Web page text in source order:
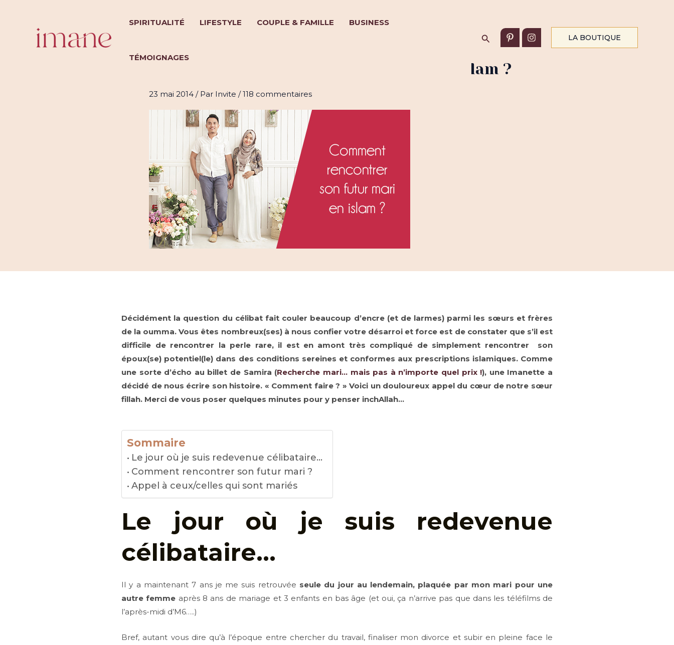
SPIRITUALITÉ LIFESTYLE COUPLE & FAMILLE BUSINESS
TÉMOIGNAGES
Rechercher LA BOUTIQUE
Comment rencontrer son futur mari en islam ?
23 mai 2014 / Par Invite /118 commentaires
Décidément la question du célibat fait couler beaucoup d’encre (et de larmes) parmi les sœurs et frères
de la oumma. Vous êtes nombreux(ses) à nous confier votre désarroi et force est de constater que s’il est
difficile de rencontrer la perle rare, il est en amont très compliqué de simplement rencontrer son
époux(se) potentiel(le) dans des conditions sereines et conformes aux prescriptions islamiques. Comme
une sorte d’écho au billet de Samira (Recherche mari… mais pas à n’importe quel prix !), une Imanette a
décidé de nous écrire son histoire. « Comment faire ? » Voici un douloureux appel du cœur de notre sœur
fillah. Merci de vous poser quelques minutes pour y penser inchAllah…
Sommaire
Le jour où je suis redevenue célibataire…
Comment rencontrer son futur mari ?
Appel à ceux/celles qui sont mariés
Le jour où je suis redevenue
célibataire…
Il y a maintenant 7 ans je me suis retrouvée seule du jour au lendemain, plaquée par mon mari pour une
autre femme après 8 ans de mariage et 3 enfants en bas âge (et oui, ça n’arrive pas que dans les téléfilms de
l’après-midi d’M6…..)
Bref, autant vous dire qu’à l’époque entre chercher du travail, finaliser mon divorce et subir en pleine face le